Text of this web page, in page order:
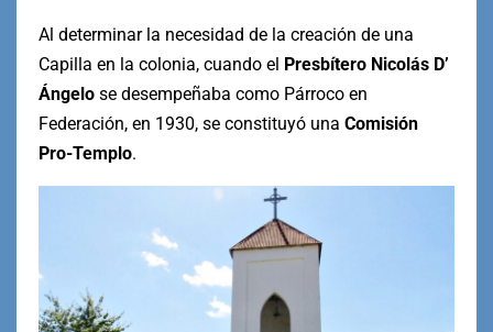
Al determinar la necesidad de la creación de una
Capilla en la colonia, cuando el Presbítero Nicolás D’
Ángelo se desempeñaba como Párroco en
Federación, en 1930, se constituyó una Comisión
Pro-Templo.